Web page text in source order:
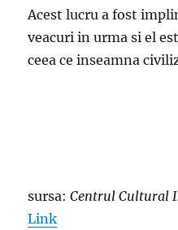
Acest lucru a fost
veacuri in urma si el
ceea ce inseamna
sursa: Centrul Cultural
Link